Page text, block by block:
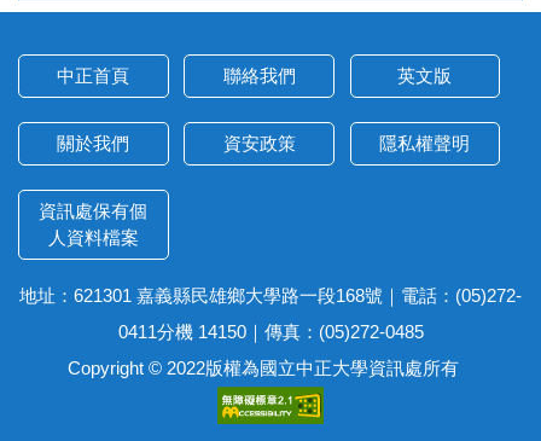
中正首頁 聯絡我們 英文版
關於我們 資安政策 隱私權聲明
資訊處保有個
人資料檔案
地址：621301 嘉義縣民雄鄉大學路一段168號｜電話：(05)272-
0411分機 14150｜傳真：(05)272-0485
Copyright © 2022版權為國立中正大學資訊處所有